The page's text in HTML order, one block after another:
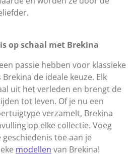
op schaal met Brekina
passie hebben voor klassieke
de ideale keuze. Elk
uit het verleden en brengt de
tot leven. Of je nu een
verzamelt, Brekina
op elke collectie. Voeg
toe aan je
modellen van Brekina!